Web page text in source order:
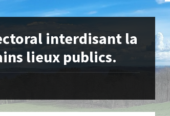
interdisant la
lieux publics.